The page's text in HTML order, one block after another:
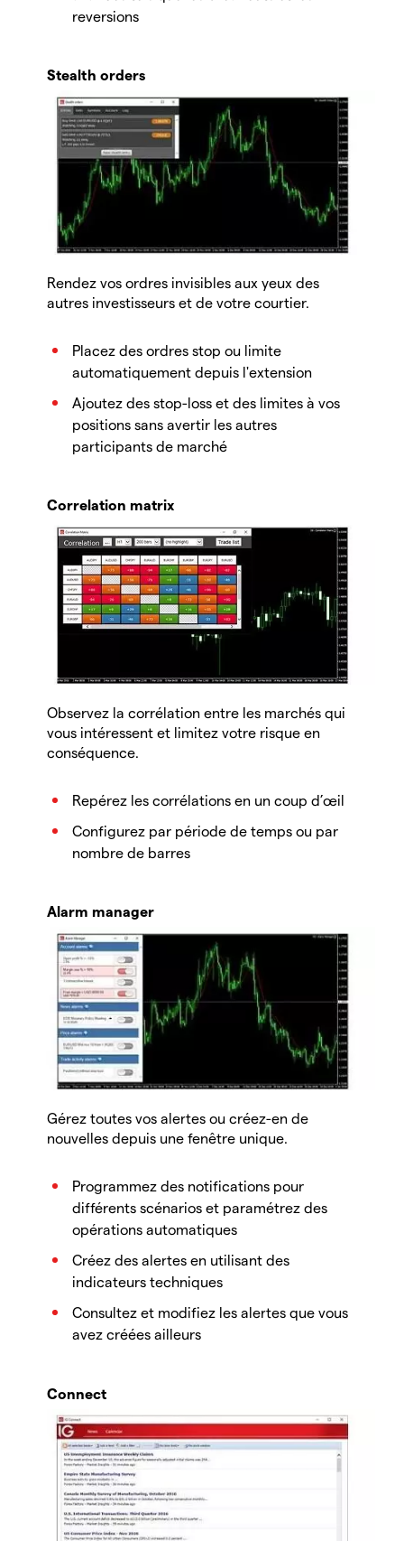
reversions
Stealth orders
Rendez vos ordres invisibles aux yeux des
autres investisseurs et de votre courtier.
Placez des ordres stop ou limite
automatiquement depuis l'extension
Ajoutez des stop-loss et des limites à vos
positions sans avertir les autres
participants de marché
Correlation matrix
Observez la corrélation entre les marchés qui
vous intéressent et limitez votre risque en
conséquence.
Repérez les corrélations en un coup d’œil
Configurez par période de temps ou par
nombre de barres
Alarm manager
Gérez toutes vos alertes ou créez-en de
nouvelles depuis une fenêtre unique.
Programmez des notifications pour
différents scénarios et paramétrez des
opérations automatiques
Créez des alertes en utilisant des
indicateurs techniques
Consultez et modifiez les alertes que vous
avez créées ailleurs
Connect